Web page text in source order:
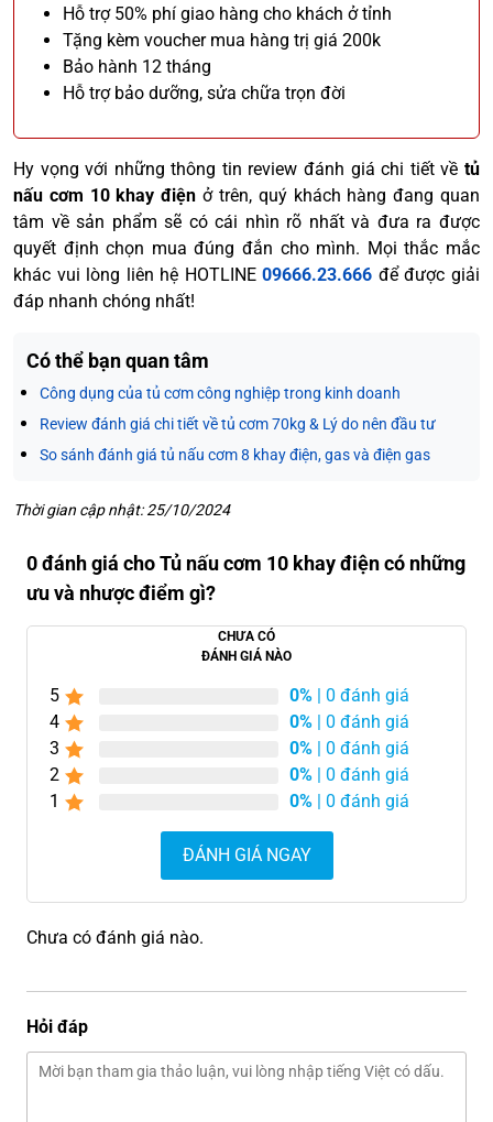
Hỗ trợ 50% phí giao hàng cho khách ở tỉnh
Tặng kèm voucher mua hàng trị giá 200k
Bảo hành 12 tháng
Hỗ trợ bảo dưỡng, sửa chữa trọn đời
Hy vọng với những thông tin review đánh giá chi tiết về tủ
nấu cơm 10 khay điệnở trên, quý khách hàng đang quan
tâm về sản phẩm sẽ có cái nhìn rõ nhất và đưa ra được
quyết định chọn mua đúng đắn cho mình. Mọi thắc mắc
khác vui lòng liên hệ HOTLINE09666.23.666 để được giải
đáp nhanh chóng nhất!
Có thể bạn quan tâm
Công dụng của tủ cơm công nghiệp trong kinh doanh
Review đánh giá chi tiết về tủ cơm 70kg & Lý do nên đầu tư
So sánh đánh giá tủ nấu cơm 8 khay điện, gas và điện gas
Thời gian cập nhật: 25/10/2024
0 đánh giá cho Tủ nấu cơm 10 khay điện có những
ưu và nhược điểm gì?
CHƯA CÓ
ĐÁNH GIÁ NÀO
5 0% | 0 đánh giá
4
0% | 0 đánh giá
3
0% | 0 đánh giá
2
0% | 0 đánh giá
1
0% | 0 đánh giá
ĐÁNH GIÁ NGAY
Chưa có đánh giá nào.
Hỏi đáp